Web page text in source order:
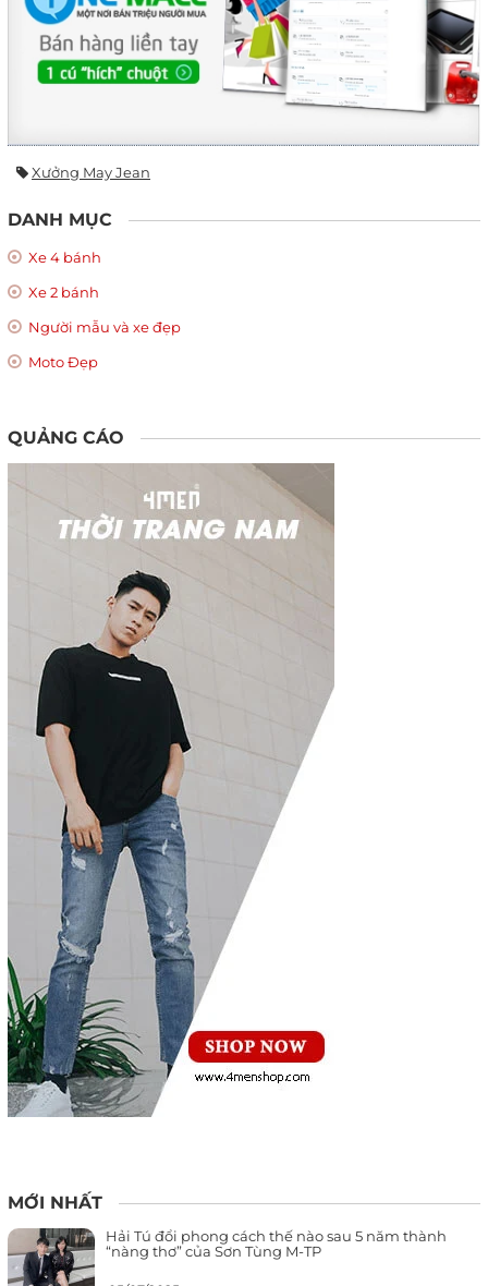
Xưởng May Jean
DANH MỤC
Xe 4 bánh
Xe 2 bánh
Người mẫu và xe đẹp
Moto Đẹp
QUẢNG CÁO
MỚI NHẤT
Hải Tú đổi phong cách thế nào sau 5 năm thành
“nàng thơ” của Sơn Tùng M-TP